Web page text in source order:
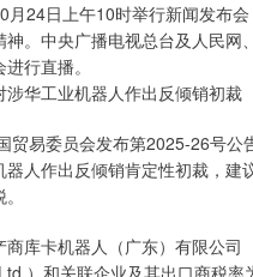
月24日上午10时举行新闻发布
神。中央广播电视总台及人民网
行直播。
涉华工业机器人作出反倾销初裁
贸易委员会发布第2025-26号公
器人作出反倾销肯定性初裁，建
商库卡机器人（广东）有限公司